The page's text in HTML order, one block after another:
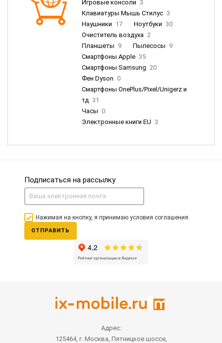
Игровые консоли 3
Клавиатуры Мышь Стилус 3
Наушники 17 Ноутбуки 30
Очиститель воздуха 2
Планшеты 9 Пылесосы 9
Смартфоны Apple 35
Смартфоны Samsung 20
Фен Dyson 0
Смартфоны OnePlus/Pixel/Unigerz и
тд 31
Часы 0
Электронные книги EU 3
Подписаться на рассылку
Нажимая на кнопку, я принимаю условия соглашения.
ОТПРАВИТЬ
Адрес:
125464, г. Москва, Пятницкое шоссе,